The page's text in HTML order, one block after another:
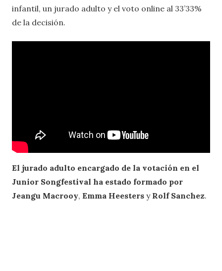
infantil, un jurado adulto y el voto online al 33’33%
de la decisión.
El jurado adulto encargado de la votación en el
Junior Songfestival ha estado formado por
Jeangu Macrooy, Emma Heesters y Rolf Sanchez.